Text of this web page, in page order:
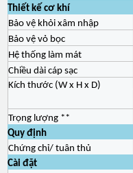
Thiết kế cơ khí
Bảo vệ khỏi xâm nhập
Bảo vệ vỏ bọc
Hệ thống làm mát
Chiều dài cáp sạc
Kích thước (W x H x D)
Trọng lượng **
Quy định
Chứng chỉ/ tuân thủ
Cài đặt